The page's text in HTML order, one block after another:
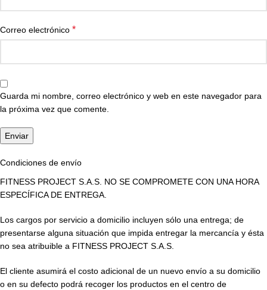
Correo electrónico *
Guarda mi nombre, correo electrónico y web en este navegador para
la próxima vez que comente.
Condiciones de envío
FITNESS PROJECT S.A.S. NO SE COMPROMETE CON UNA HORA
ESPECÍFICA DE ENTREGA.
Los cargos por servicio a domicilio incluyen sólo una entrega; de
presentarse alguna situación que impida entregar la mercancía y ésta
no sea atribuible a FITNESS PROJECT S.A.S.
El cliente asumirá el costo adicional de un nuevo envío a su domicilio
o en su defecto podrá recoger los productos en el centro de